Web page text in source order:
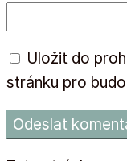
Uložit do
stránku pro